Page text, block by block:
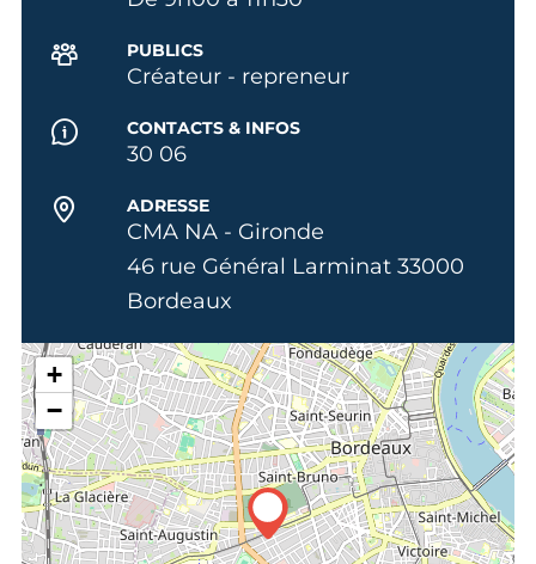
PUBLICS
Créateur - repreneur
CONTACTS & INFOS
30 06
ADRESSE
CMA NA - Gironde
46 rue Général Larminat 33000
Bordeaux
+
−